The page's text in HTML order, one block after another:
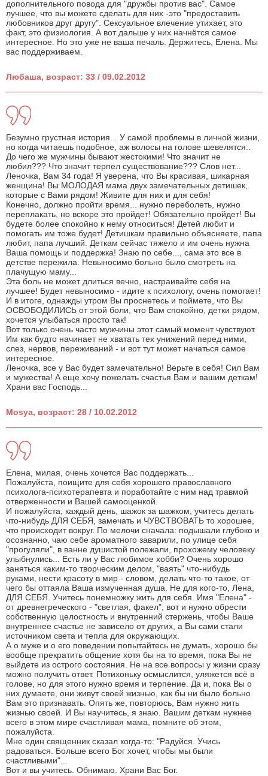
дополнительного повода для "дружбы против вас". Самое
лучшее, что вы можете сделать для них -это "предоставить
любовников друг другу". Сексуальное влечение утихает, это
факт, это физиология. А вот дальше у них начнётся самое
интересное. Но это уже не ваша печаль. Держитесь, Елена. Мы
вас поддерживаем.
Любаша, возраст: 33 / 09.02.2012
Безумно грустная история... У самой проблемы в личной жизни,
но когда читаешь подобное, аж волосы на голове шевелятся..
До чего же мужчины бывают жестокими! Что значит не
любил??? Что значит терпел существование??? Слов нет...
Леночка, Вам 34 года! Я уверена, что Вы красивая, шикарная
женщина! Вы МОЛОДАЯ мама двух замечательных детишек,
которые с Вами рядом! Живите для них и для себя!
Конечно, должно пройти время... нужно переболеть, нужно
переплакать, но вскоре это пройдет! Обязательно пройдет! Вы
будете более спокойно к нему относиться! Детей любит и
помогать им тоже будет! Детишкам правильно объясняете, папа
любит, папа лучший. Деткам сейчас тяжело и им очень нужна
Ваша помощь и поддержка! Знаю по себе..., сама это все в
детстве пережила. Невыносимо больно было смотреть на
плачущую маму...
Эта боль не может длиться вечно, настраивайте себя на
лучшее! Будет невыносимо - идите к психологу, очень помогает!
И в итоге, однажды утром Вы проснетесь и поймете, что Вы
ОСВОБОДИЛИСЬ от этой боли, что Вам спокойно, детки рядом,
хочется улыбаться просто так!
Вот только очень часто мужчины этот самый момент чувствуют.
Им как будто начинает не хватать тех унижений перед ними,
слез, нервов, переживаний - и вот тут может начаться самое
интересное.
Леночка, все у Вас будет замечательно! Верьте в себя! Сил Вам
и мужества! А еще хочу пожелать счастья Вам и вашим деткам!
Храни вас Господь...
Mosya, возраст: 28 / 10.02.2012
Елена, милая, очень хочется Вас поддержать...
Пожалуйста, поищите для себя хорошего православного
психолога-психотерапевта и поработайте с ним над травмой
отверженности и Вашей самооценкой.
И пожалуйста, каждый день, шажок за шажком, учитесь делать
что-нибудь ДЛЯ СЕБЯ, замечать и ЧУВСТВОВАТЬ то хорошее,
что происходит вокруг. По мелочи сначала: подышали глубоко и
осознанно, чаю себе ароматного заварили, по улице себя
"прогуляли", в ванне душистой полежали, прохожему человеку
улыбнулись... Есть ли у Вас любимое хобби? Очень хорошо
заняться каким-то творческим делом, "ваять" что-нибудь
руками, нести красоту в мир - словом, делать что-то такое, от
чего бы оттаяла Ваша измученная душа. Не для кого-то, Лена,
ДЛЯ СЕБЯ. Учитесь понемножку жить для себя. Имя "Елена" -
от древнегреческого - "светлая, факел", вот и нужно обрести
собственную целостность и внутренний стержень, чтобы Ваше
внутреннее счастье не зависело от других, а Вы сами стали
источником света и тепла для окружающих.
А о муже и о его поведении попытайтесь не думать, хорошо бы
вообще прекратить общение хотя бы на то время, пока Вы не
выйдете из острого состояния. Не на все вопросы у жизни сразу
можно получить ответ. Потихоньку осмыслится, уляжется всё в
голове, но для этого нужно время и терпение. Да и, пока Вы о
них думаете, они живут своей жизнью, как бы ни было больно
Вам это признавать. Опять же, повторюсь, Вам нужно жить
жизнью своей. И Вы научитесь, я знаю. Вашим деткам нужнее
всего в этом мире счастливая мама, помните об этом,
пожалуйста.
Мне один священник сказал когда-то: "Радуйся. Учись
радоваться. Больше всего Бог хочет, чтобы мы были
счастливыми"...
Вот и вы учитесь. Обнимаю. Храни Вас Бог.